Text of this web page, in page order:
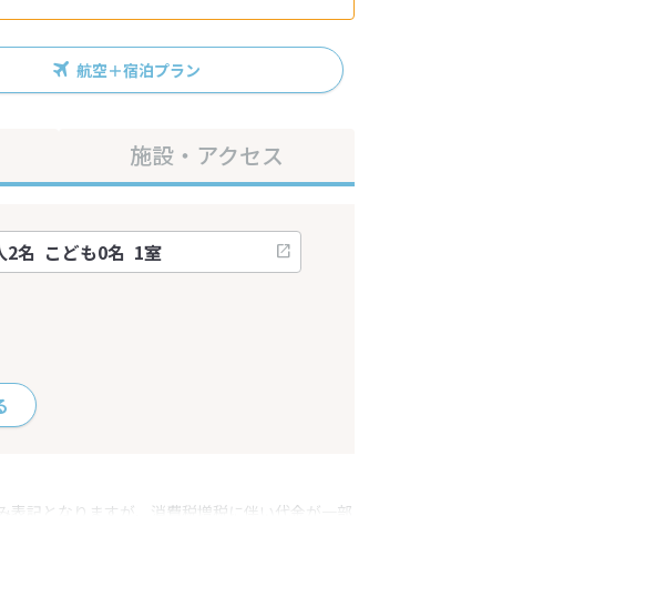
航空＋宿泊プラン
施設・アクセス
記となりますが、消費税増税に伴い代金が一部